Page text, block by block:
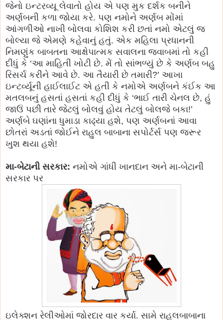
જેનો ઇન્ટરવ્યૂ લેવાતો હોય એ પણ મુક દર્શક બનીને
અર્ણબની કળા જોયા કરે. પણ નમોને અર્ણબ મોંમાં
આંગળીઓ નાખી બોલવા કોશિશ કરી છતાં નમો એટલું જ
બોલ્યા જે એમણે કહેવાનું હતું. એક મહિલા પ્રધાનની
નિમણુંક બાબતના આક્ષેપાત્મક સવાલના જવાબમાં તો કહી
દીધું કે ‘આ માહિતી ખોટી છે. મેં તો સાંભળ્યું છે કે અર્ણબ બહુ
રિસર્ચ કરીને આવે છે. આ તૈયારી છે તમારી?’ આખા
ઇન્ટર્વ્યૂની હાઈલાઈટ એ હતી કે નમોએ અર્ણબને કંઈક આ
મતલબનું હસતાં હસતાં કહી દીધું કે ‘ભાઈ તારી ચેનલ છે, હું
જાઉં પછી તારે જેટલું બોલવું હોય તેટલું બોલજે બકા!’
અર્ણબે ઘણાંના ધુમાડા કાઢ્યા હશે, પણ અર્ણબનાં આવા
છોતરાં અડતાં જોઈને રાહુલ બાબાના સપોર્ટર્સ પણ જરૂર
ખુશ થયા હશે!
મા-બેટાની સરકાર: નમોએ ગાંધી ખાનદાન અને મા-બેટાની
સરકાર પર
ઇલેક્શન રેલીઓમાં જોરદાર વાર કર્યા. સામે રાહુલબાબાના